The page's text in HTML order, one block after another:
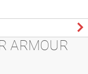
ARMOUR